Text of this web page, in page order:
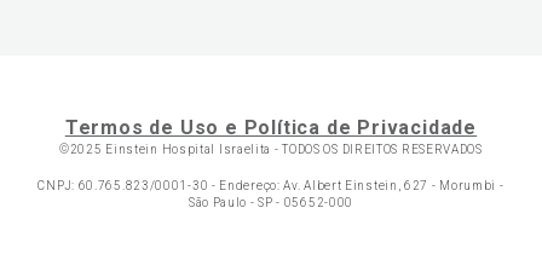
Termos de Uso e Política de Privacidade
©2025 Einstein Hospital Israelita -TODOS OS DIREITOS RESERVADOS
CNPJ: 60.765.823/0001-30 - Endereço: Av. Albert Einstein, 627 - Morumbi -
São Paulo - SP - 05652-000